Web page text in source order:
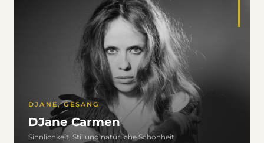
DJANE, GESANG
DJane Carmen
Sinnlichkeit, Stil und natürliche Schönheit